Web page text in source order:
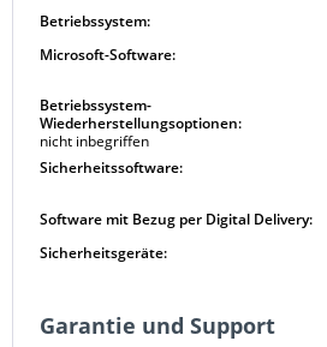
Betriebssystem:
Microsoft-Software:
Betriebssystem-
Wiederherstellungsoptionen:
nicht inbegriffen
Sicherheitssoftware:
Software mit Bezug per Digital Delivery:
Sicherheitsgeräte:
Garantie und Support